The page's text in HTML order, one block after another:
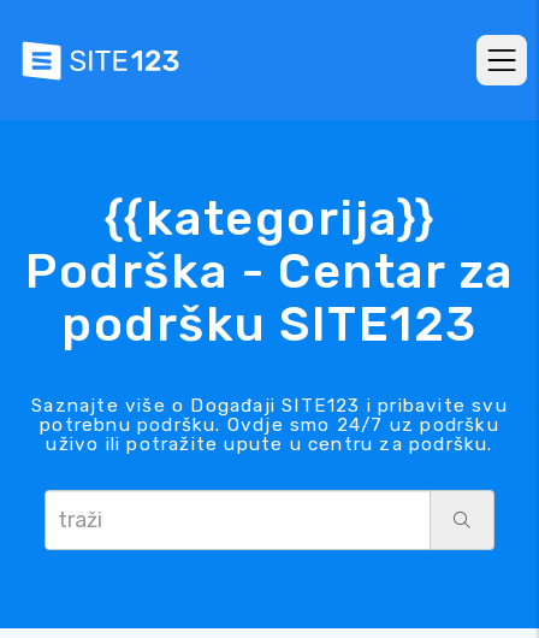
{{kategorija}}
Podrška - Centar za
podršku SITE123
Saznajte više o Događaji SITE123 i pribavite svu
potrebnu podršku. Ovdje smo 24/7 uz podršku
uživo ili potražite upute u centru za podršku.